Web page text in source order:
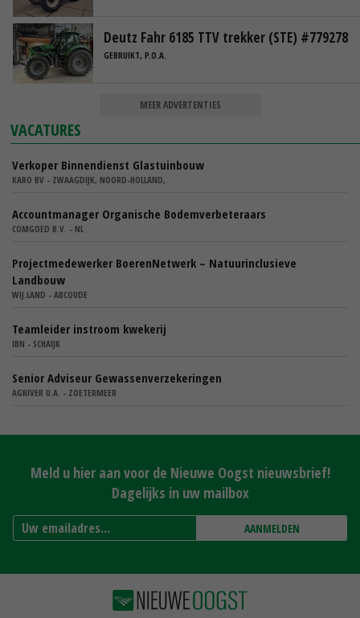
Deutz Fahr 6185 TTV trekker (STE) #779278
GEBRUIKT, P.O.A.
MEER ADVERTENTIES
VACATURES
Verkoper Binnendienst Glastuinbouw
KARO BV - ZWAAGDIJK, NOORD-HOLLAND,
Accountmanager Organische Bodemverbeteraars
COMGOED B.V. - NL
Projectmedewerker BoerenNetwerk – Natuurinclusieve
Landbouw
WIJ.LAND - ABCOUDE
Teamleider instroom kwekerij
IBN - SCHAIJK
Senior Adviseur Gewassenverzekeringen
AGRIVER U.A. - ZOETERMEER
Meld u hier aan voor de Nieuwe Oogst nieuwsbrief!
Dagelijks in uw mailbox
AANMELDEN